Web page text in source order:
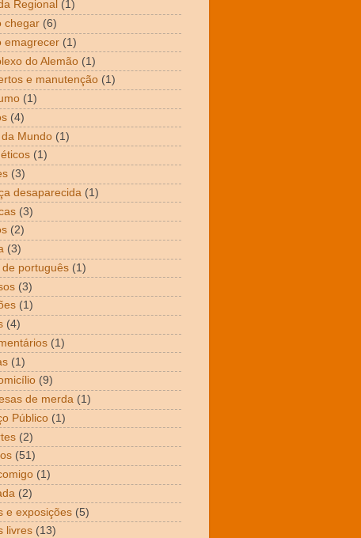
Regional (1)
chegar (6)
emagrecer (1)
do Alemão (1)
e manutenção (1)
(1)
(4)
Mundo (1)
(1)
(3)
desaparecida (1)
(3)
(2)
(3)
de português (1)
(3)
(1)
(4)
(1)
(1)
(9)
de merda (1)
Público (1)
(2)
(51)
(1)
(2)
e exposições (5)
livres (13)